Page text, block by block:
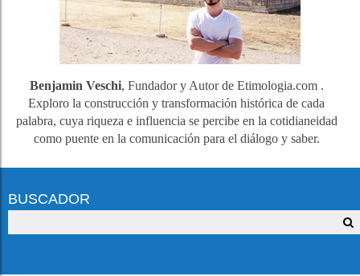
Benjamin Veschi, Fundador y Autor de Etimologia.com .
Exploro la construcción y transformación histórica de cada
palabra, cuya riqueza e influencia se percibe en la cotidianeidad
como puente en la comunicación para el diálogo y saber.
BUSCADOR